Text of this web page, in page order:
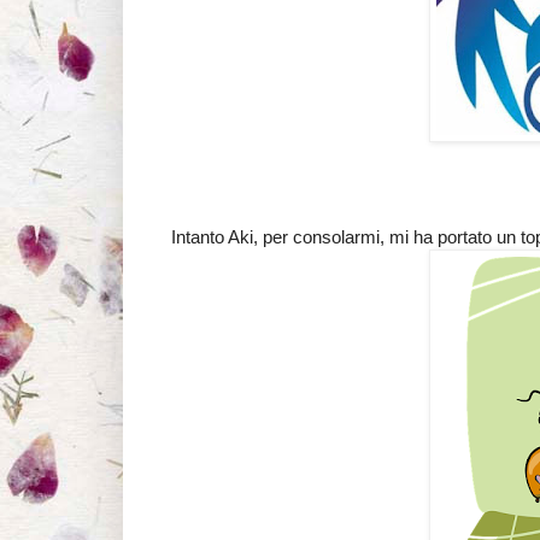
Intanto Aki, per consolarmi, mi ha portato un